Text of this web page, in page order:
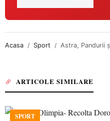
Acasa Sport Astra, Pandurii
ARTICOLE SIMILARE
SPORT